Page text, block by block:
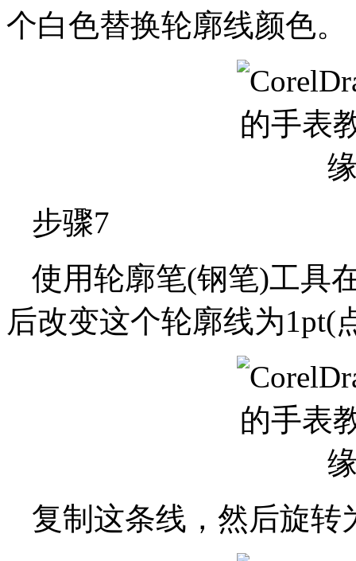
个白色替换轮廓线颜色。
步骤7
使用轮廓笔(钢笔)工具
后改变这个轮廓线为1pt(
复制这条线，然后旋转